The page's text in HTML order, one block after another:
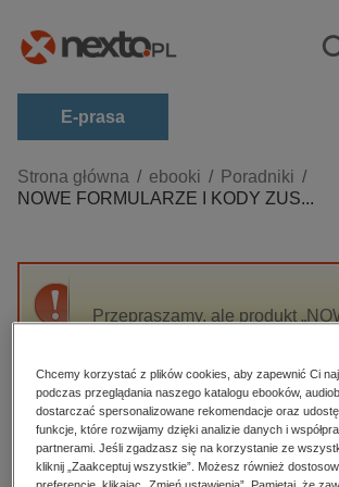
E-prasa
Kategorie
Zobacz wszystkie E-prasa
budownictwo, aranżacja wnętrz
darmowe wydania
edukacja
hobby, sport, rozrywka
komputery, internet, technologie,
Strona główna ebooki
Poradniki
NOWE FORMULARZE I KODY ZUS...
Przepraszamy, ale produkt
jest dostępny.
High-contrast mode
Chcemy korzystać z plików cookies, aby zapewnić Ci
podczas przeglądania naszego katalogu ebooków,
dostarczać spersonalizowane rekomendacje oraz
funkcje, które rozwijamy dzięki analizie danych i
partnerami. Jeśli zgadzasz się na korzystanie ze
kliknij „Zaakceptuj wszystkie”. Możesz również